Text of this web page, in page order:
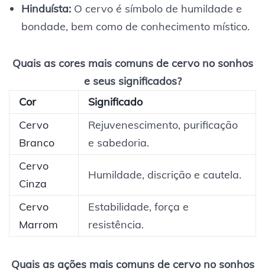
Hinduísta:O cervo é símbolo de humildade e
bondade, bem como de conhecimento místico.
Quais as cores mais comuns de cervo no sonhos
e seus significados?
Cor
Significado
Cervo
Branco
Rejuvenescimento, purificação
e sabedoria.
Cervo
Cinza
Humildade, discrição e cautela.
Cervo
Marrom
Estabilidade, força e
resistência.
Quais as ações mais comuns de cervo no sonhos